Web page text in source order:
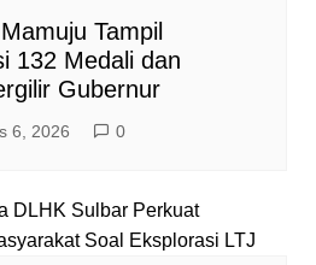
Tampil
132 Medali dan
Gubernur
6, 2026 0